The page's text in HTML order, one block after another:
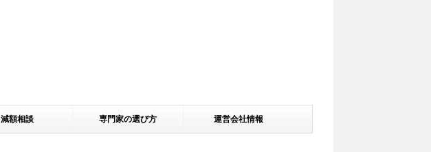
減額相談 専門家の選び方 運営会社情報